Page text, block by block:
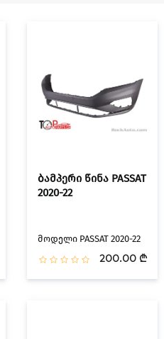
ბამპერი წინა PASSAT
2020-22
მოდელი PASSAT 2020-22
200.00 ₾